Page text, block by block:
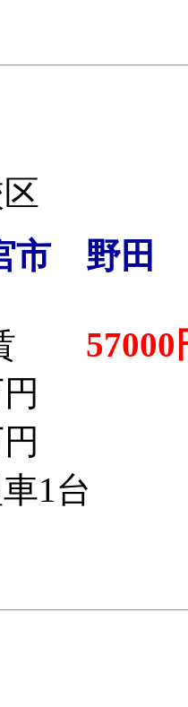
市 野田
57000
1台